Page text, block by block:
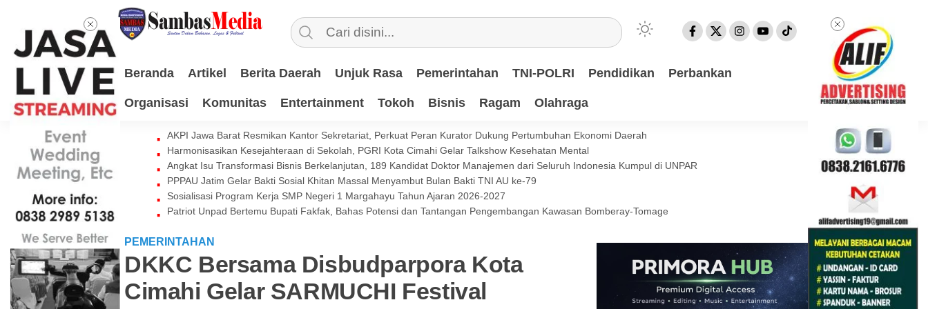
Beranda Artikel Berita Daerah Unjuk Rasa Pemerintahan TNI-POLRI Pendidikan Perbankan
Organisasi Komunitas Entertainment Tokoh Bisnis Ragam Olahraga
AKPI Jawa Barat Resmikan Kantor Sekretariat, Perkuat Peran Kurator Dukung Pertumbuhan Ekonomi Daerah
Harmonisasikan Kesejahteraan di Sekolah, PGRI Kota Cimahi Gelar Talkshow Kesehatan Mental
Angkat Isu Transformasi Bisnis Berkelanjutan, 189 Kandidat Doktor Manajemen dari Seluruh Indonesia Kumpul di UNPAR
PPPAU Jatim Gelar Bakti Sosial Khitan Massal Menyambut Bulan Bakti TNI AU ke-79
Sosialisasi Program Kerja SMP Negeri 1 Margahayu Tahun Ajaran 2026-2027
Patriot Unpad Bertemu Bupati Fakfak, Bahas Potensi dan Tantangan Pengembangan Kawasan Bomberay-Tomage
PEMERINTAHAN
DKKC Bersama Disbudparpora Kota
Cimahi Gelar SARMUCHI Festival